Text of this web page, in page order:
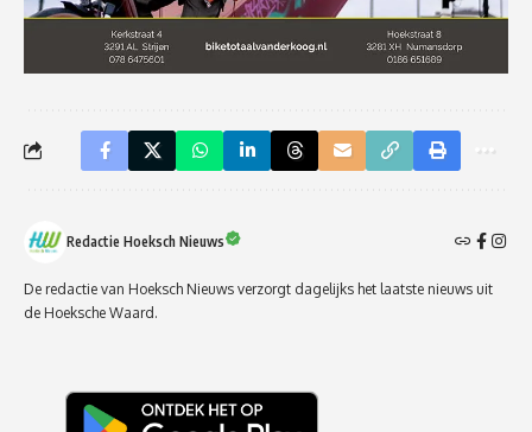
Redactie Hoeksch Nieuws
De redactie van Hoeksch Nieuws verzorgt dagelijks het laatste nieuws uit
de Hoeksche Waard.